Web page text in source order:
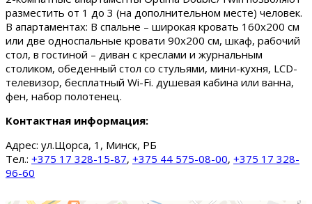
разместить от 1 до 3 (на дополнительном месте) человек.
В апартаментах: В спальне – широкая кровать 160х200 см
или две односпальные кровати 90х200 см, шкаф, рабочий
стол, в гостиной – диван с креслами и журнальным
столиком, обеденный стол со стульями, мини-кухня, LCD-
телевизор, бесплатный Wi-Fi. душевая кабина или ванна,
фен, набор полотенец.
Контактная информация:
Адрес: ул.Щорса, 1, Минск, РБ
Тел.: +375 17 328-15-87, +375 44 575-08-00, +375 17 328-
96-60